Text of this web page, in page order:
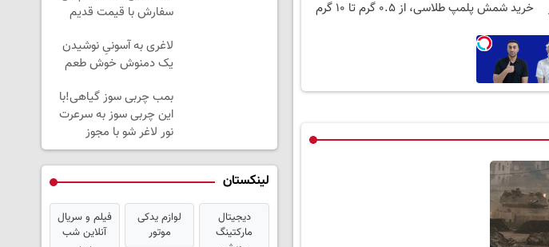
خرید شمش پلمپ طلاسی، از ۰.۵ گرم تا ۱۰ گرم
سفارش با قیمت قدیم
لاغری به آسونیِ نوشیدن
یک دمنوش خوش طعم
بمب چربی سوز گیاهی!با
این چربی سوز به سرعرت
نور لاغر شو با مجوز
بهداشت
لینکستان
دیجیتال
مارکتینگ
لوازم یدکی
موتور
فیلم و سریال
آنلاین شب